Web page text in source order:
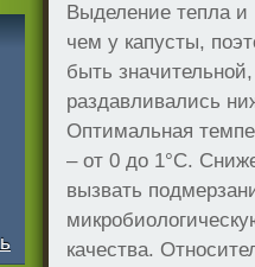
Выделение тепла и
чем у капусты,
быть
раздавливались
Оптимальная
– от 0 до 1°C.
вызвать
качества.